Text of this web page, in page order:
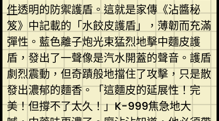
件透明的防禦護盾。這就是家傳《沾醬秘
笈》中記載的「水餃皮護盾」，薄韌而充滿
彈性。藍色離子炮光束猛烈地擊中麵皮護
盾，發出了一聲像是汽水開蓋的聲音。護盾
劇烈震動，但奇蹟般地擋住了攻擊，只是散
發出濃郁的麵香。「這麵皮的延展性！完
美！但撐不了太久！」K-999焦急地大